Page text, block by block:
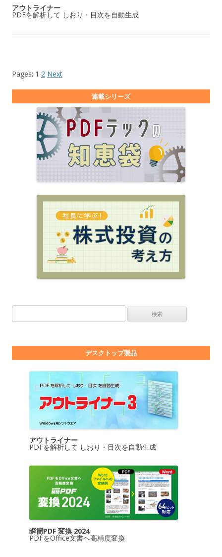
アウトライナー
PDFを解析して しおり・目次を自動生成
Pages: 1 2 Next
連載シリーズ
デスクトップ製品
アウトライナー
PDFを解析して しおり・目次を自動生成
瞬簡PDF 変換 2024
PDFをOffice文書へ高精度変換